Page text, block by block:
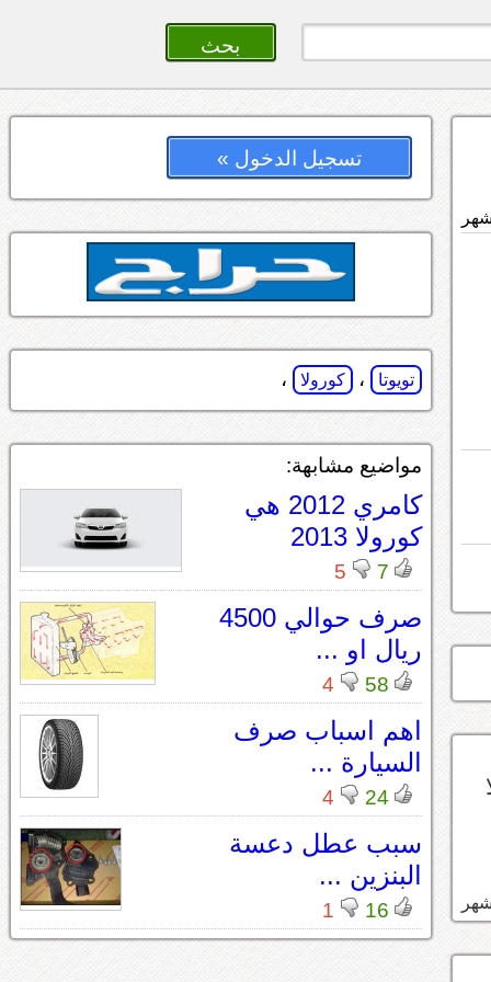
تسجيل الدخول »
تويوتا ، كورولا ،
مواضيع مشابهة:
كامري 2012 هي
كورولا 2013
7
5
صرف حوالي 4500
ريال او ...
58
4
اهم اسباب صرف
السيارة ...
24
4
سبب عطل دعسة
البنزين ...
16
1